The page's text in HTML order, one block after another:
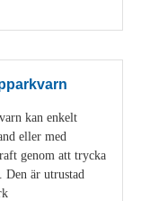
kan enkelt
eller med
genom att trycka
Den är utrustad